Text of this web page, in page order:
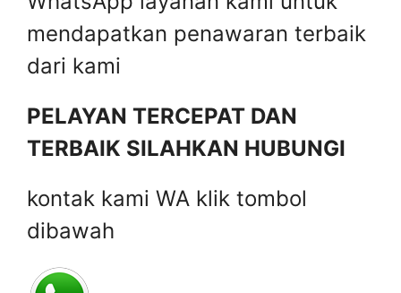
mendapatkan penawaran terbaik
dari kami
PELAYAN TERCEPAT DAN
TERBAIK SILAHKAN HUBUNGI
kontak kami WA klik tombol
dibawah